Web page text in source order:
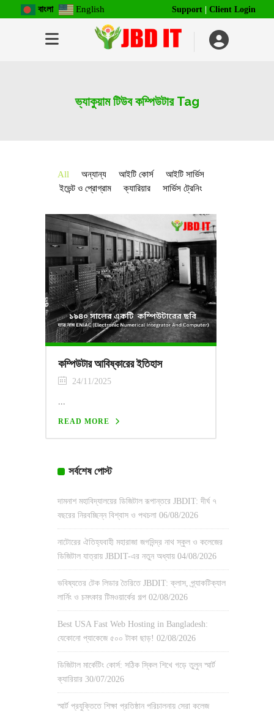
বাংলা English Support Client Login
ভ্যাকুয়াম টিউব কম্পিউটার Tag
All অন্যান্য আইটি কোর্স
আইটি সার্ভিস
ইভেন্ট ও প্রোগ্রাম
ক্যারিয়ার সার্ভিস ট্রেনিং
কম্পিউটার আবিষ্কারের ইতিহাস
24/11/2025
...
READ MORE
সর্বশেষ পোস্ট
দামনাশ মহাবিদ্যালয়ের ডিজিটাল রূপান্তরে JBDIT: দীর্ঘ ৭
বছরের নিরবচ্ছিন্ন বিশ্বাস ও পথচলা 06/08/2026
নাটোরের ঐতিহ্যবাহী মহারাজা জগদিন্দ্র নাথ স্কুল ও কলেজের
ডিজিটাল যাত্রায় JBDIT-এর নতুন অধ্যায় 04/08/2026
ভবিষ্যতের টেক লিডার তৈরিতে JBDIT: ক্লাস, প্র্যাকটিক্যাল
লার্নিং ও চমৎকার টিমওয়ার্কের গল্প 02/08/2026
Best USA Fast Web Hosting in Bangladesh:
যেকোনো প্যাকেজে ৫০০ টাকা ছাড়! 02/08/2026
ডিজিটাল মার্কেটিং কোর্স: সঠিক স্কিল শিখে গড়ে তুলুন স্মার্ট
ক্যারিয়ার 30/07/2026
স্মার্ট প্রযুক্তিতে শিক্ষা প্রতিষ্ঠান পরিচালনায় সেরা কলেজ